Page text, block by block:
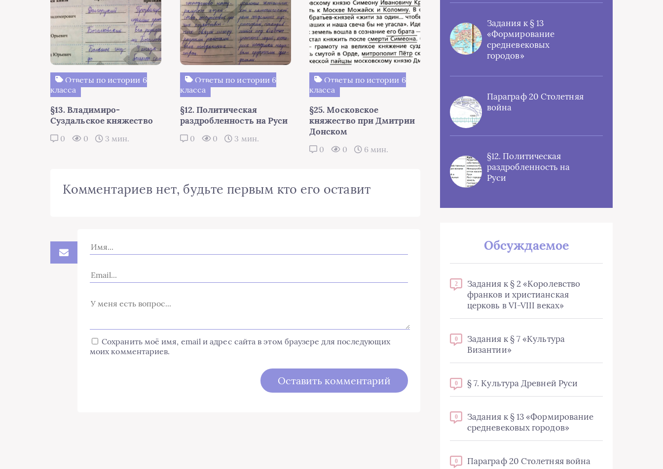
Ответы по истории 6
класса
§13. Владимиро-
Суздальское княжество
0 0 3 мин.
Ответы по истории 6
класса
§12. Политическая
раздробленность на Руси
0 0 3 мин.
Ответы по истории 6
класса
§25. Московское
княжество при Дмитрии
Донском
0 0 6 мин.
Комментариев нет, будьте первым кто его оставит
Сохранить моё имя, email и адрес сайта в этом браузере для последующих
моих комментариев.
Задания к § 13
«Формирование
средневековых
городов»
Параграф 20 Столетняя
война
§12. Политическая
раздробленность на
Руси
Обсуждаемое
2
Задания к § 2 «Королевство
франков и христианская
церковь в VI-VIII веках»
0
Задания к § 7 «Культура
Византии»
0 § 7. Культура Древней Руси
0
Задания к § 13 «Формирование
средневековых городов»
0 Параграф 20 Столетняя война